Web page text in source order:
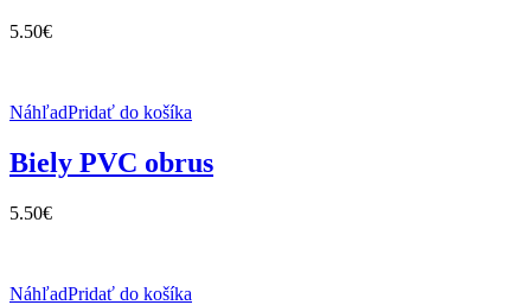
5.50€
NáhľadPridať do košíka
Biely PVC obrus
5.50€
NáhľadPridať do košíka